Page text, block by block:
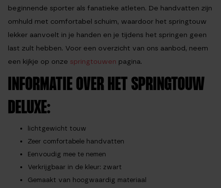
beginnende sporter als fanatieke atleten. De handvatten zijn
omhuld met comfortabel schuim, waardoor het springtouw
lekker aanvoelt in je handen en je tijdens het springen geen
last zult hebben. Voor een overzicht van ons aanbod, neem
een kijkje op onze springtouwen pagina.
INFORMATIE OVER HET SPRINGTOUW
DELUXE:
lichtgewicht touw
Zeer comfortabele handvatten
Eenvoudig mee te nemen
Verkrijgbaar in de kleur: zwart
Gemaakt van hoogwaardig materiaal